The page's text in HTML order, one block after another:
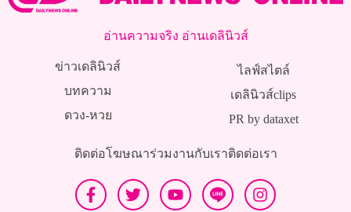
อ่านความจริง อ่านเดลินิวส์
ข่าวเดลินิวส์
บทความ
ดวง-หวย
ไลฟ์สไตล์
เดลินิวส์clips
PR by dataxet
ติดต่อโฆษณาร่วมงานกับเราติดต่อเรา